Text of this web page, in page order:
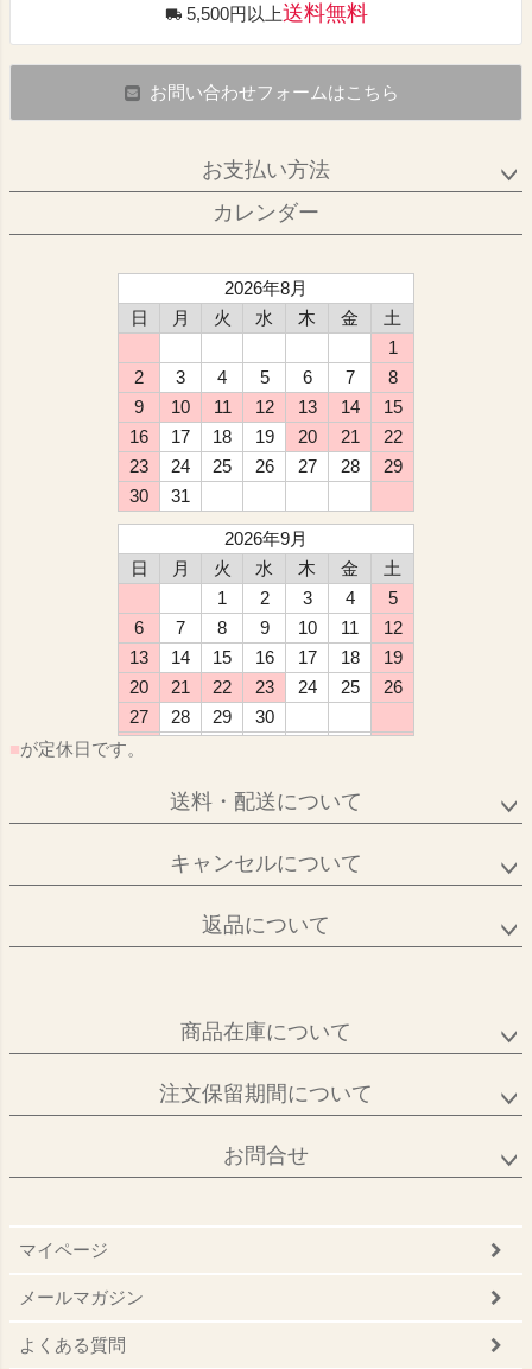
5,500円以上送料無料
お問い合わせフォームはこちら
お支払い方法
カレンダー
2026年8月
日
月 火 水 木 金
土
1
2
3 4 5 6 7
8
9
10 11 12 13 14
15
16
17 18 19 20 21
22
23
24 25 26 27 28
29
30
31
2026年9月
日
月 火 水 木 金
土
1
2 3 4
5
6
7 8 9 10 11
12
13
14 15 16 17 18
19
20
21 22 23 24 25
26
27
28 29
30
■が定休日です。
送料・配送について
キャンセルについて
返品について
商品在庫について
注文保留期間について
お問合せ
マイページ
メールマガジン
よくある質問